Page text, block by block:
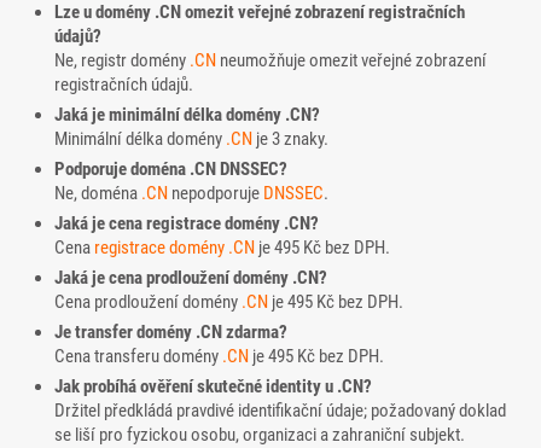
Lze u domény .CN omezit veřejné zobrazení registračních
údajů?
Ne, registr domény .CN neumožňuje omezit veřejné zobrazení
registračních údajů.
Jaká je minimální délka domény .CN?
Minimální délka domény .CN je 3 znaky.
Podporuje doména .CN DNSSEC?
Ne, doména .CN nepodporuje DNSSEC.
Jaká je cena registrace domény .CN?
Cena registrace domény .CN je 495 Kč bez DPH.
Jaká je cena prodloužení domény .CN?
Cena prodloužení domény .CN je 495 Kč bez DPH.
Je transfer domény .CN zdarma?
Cena transferu domény .CN je 495 Kč bez DPH.
Jak probíhá ověření skutečné identity u .CN?
Držitel předkládá pravdivé identifikační údaje; požadovaný doklad
se liší pro fyzickou osobu, organizaci a zahraniční subjekt.